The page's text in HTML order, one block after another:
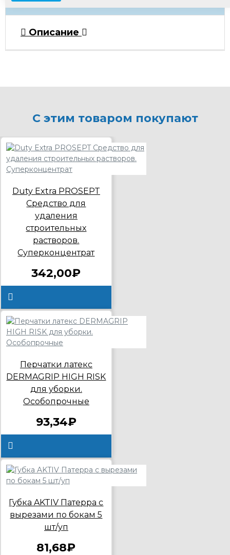
Описание
С этим товаром покупают
Duty Extra PROSEPT
Средство для
удаления
строительных
растворов.
Суперконцентрат
342,00₽
Перчатки латекс
DERMAGRIP HIGH RISK
для уборки.
Особопрочные
93,34₽
Губка AKTIV Патерра с
вырезами по бокам 5
шт/уп
81,68₽